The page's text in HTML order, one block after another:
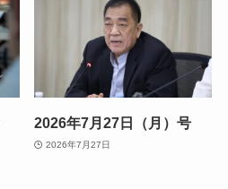
2026年7月27日（月）号
2026年7月27日